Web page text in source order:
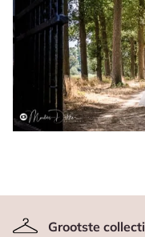
Grootste